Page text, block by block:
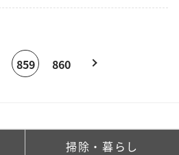
859 860
掃除・暮らし